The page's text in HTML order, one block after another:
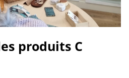
produits C